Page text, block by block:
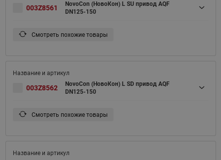
003Z8561
NovoCon (НовоКон) L SU привод AQF
DN125-150
Смотреть похожие товары
003Z8562
NovoCon (НовоКон) L SD привод AQF
DN125-150
Смотреть похожие товары